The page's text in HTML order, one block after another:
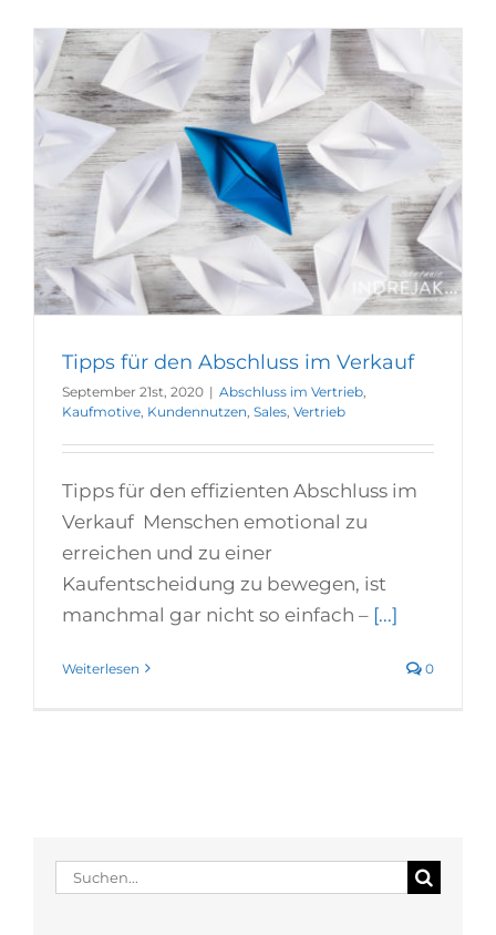
Tipps für den Abschluss im Verkauf
September 21st, 2020 | Abschluss im Vertrieb
Kaufmotive Kundennutzen Sales Vertrieb
Tipps für den effizienten Abschluss im
Verkauf Menschen emotional zu
erreichen und zu einer
Kaufentscheidung zu bewegen, ist
manchmal gar nicht so einfach – [...]
Weiterlesen 0
Suche